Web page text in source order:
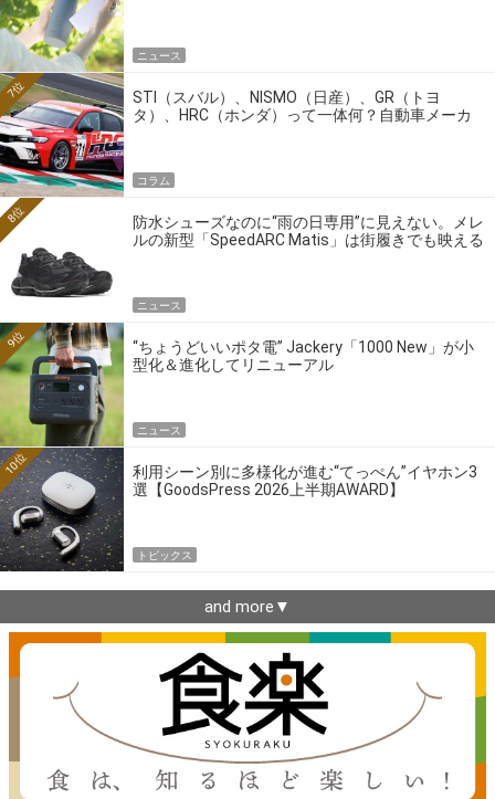
ニュース
STI（スバル）、NISMO（日産）、GR（トヨ
タ）、HRC（ホンダ）って一体何？自動車メーカ
7位
コラム
防水シューズなのに“雨の日専用”に見えない。メレ
ルの新型「SpeedARC Matis」は街履きでも映える
8位
ニュース
“ちょうどいいポタ電” Jackery「1000 New」が小
型化＆進化してリニューアル
9位
ニュース
利用シーン別に多様化が進む“てっぺん”イヤホン3
選【GoodsPress 2026上半期AWARD】
10位
トピックス
and more▼